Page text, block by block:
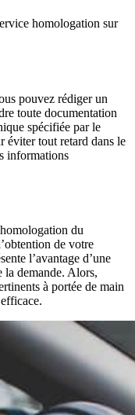
homologation sur
pouvez rédiger un
toute documentation
spécifiée par le
éviter tout retard dans le
informations
du
de votre
l’avantage d’une
demande. Alors,
à portée de main